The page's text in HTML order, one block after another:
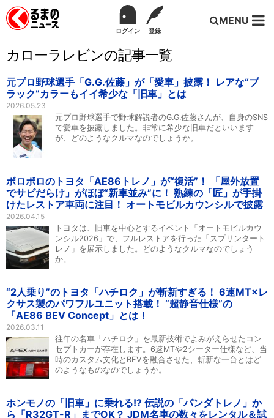
ログイン 登録
MENU
カローラレビンの記事一覧
元プロ野球選手「G.G.佐藤」が「愛車」披露！ レアな“ブ
ラック”カラーもイイ希少な「旧車」とは
2026.05.23
元プロ野球選手で野球解説者のG.G.佐藤さんが、自身のSNS
で愛車を披露しました。非常に希少な旧車だといいます
が、どのようなクルマなのでしょうか。
ボロボロのトヨタ「AE86トレノ」が“復活”！ 「屋外放置
でサビだらけ」がほぼ“新車並み”に！ 熟練の「匠」が手掛
けたレストア車両に注目！ オートモビルカウンシルで披露
2026.04.15
トヨタは、旧車を中心とするイベント「オートモビルカウ
ンシル2026」で、フルレストアを行った「スプリンタート
レノ」を展示しました。どのようなクルマなのでしょう
か。
“2人乗り”のトヨタ「ハチロク」が斬新すぎる！ 6速MT×レ
クサス製のパワフルユニット搭載！ “超静音仕様”の
「AE86 BEV Concept」とは！
2026.03.11
往年の名車「ハチロク」を最新技術でよみがえらせたコン
セプトカーが存在します。6速MTや2シーター仕様など、当
時のカスタム文化とBEVを融合させた、斬新な一台とはど
のようなものなのでしょうか。
ホンモノの「旧車」に乗れる!? 伝説の「パンダトレノ」か
ら「R32GT-R」までOK？ JDM名車の数々をレンタル＆試